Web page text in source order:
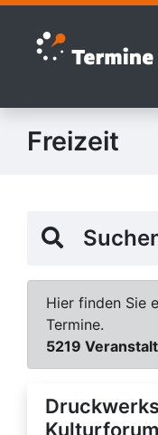
Zur Navigation
Zum Inhalt springen
Freizeit
Hier finden Sie
Termine.
5219